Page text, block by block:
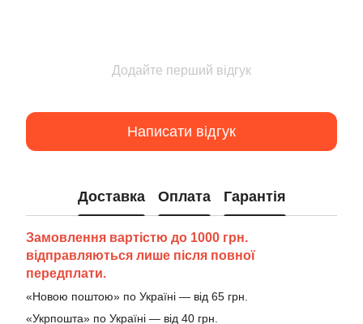
Додайте перший відгук
Написати відгук
Доставка Оплата Гарантія
Замовлення вартістю до 1000 грн.
відправляються лише після повної
передплати.
«Новою поштою» по Україні — від 65 грн.
«Укрпошта» по Україні — від 40 грн.